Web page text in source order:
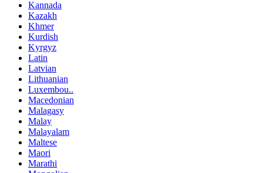
Kannada
Kazakh
Khmer
Kurdish
Kyrgyz
Latin
Latvian
Lithuanian
Luxembou..
Macedonian
Malagasy
Malay
Malayalam
Maltese
Maori
Marathi